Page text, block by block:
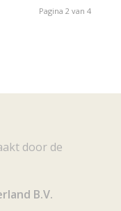
Pagina 2 van 4
door de
B.V.